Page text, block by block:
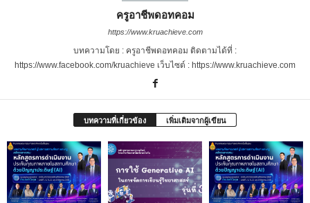
ครูอาชีพดอทคอม
https://www.kruachieve.com
บทความโดย : ครูอาชีพดอทคอม ติดตามได้ที่ :
https://www.facebook.com/kruachieve เว็บไซต์ : https://www.kruachieve.com
บทความที่เกี่ยวข้อง เพิ่มเติมจากผู้เขียน